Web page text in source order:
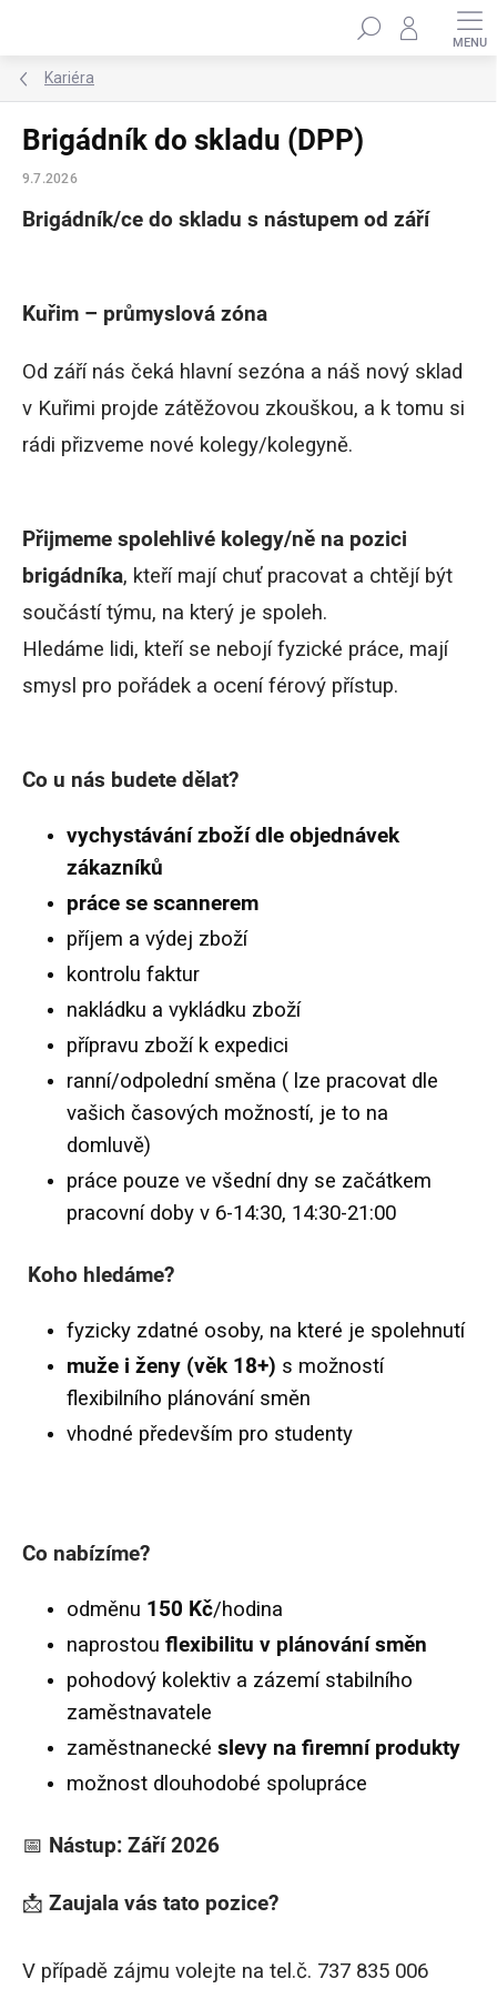
Hledat
Kariéra
Brigádník do skladu (DPP)
9.7.2026
Brigádník/ce do skladu s nástupem od září
Kuřim – průmyslová zóna
Od září nás čeká hlavní sezóna a náš nový sklad
v Kuřimi projde zátěžovou zkouškou, a k tomu si
rádi přizveme nové kolegy/kolegyně.
Přijmeme spolehlivé kolegy/ně na pozici
brigádníka, kteří mají chuť pracovat a chtějí být
součástí týmu, na který je spoleh.
Hledáme lidi, kteří se nebojí fyzické práce, mají
smysl pro pořádek a ocení férový přístup.
Co u nás budete dělat?
vychystávání zboží dle objednávek
zákazníků
práce se scannerem
příjem a výdej zboží
kontrolu faktur
nakládku a vykládku zboží
přípravu zboží k expedici
ranní/odpolední směna ( lze pracovat dle
vašich časových možností, je to na
domluvě)
práce pouze ve všední dny se začátkem
pracovní doby v 6-14:30, 14:30-21:00
Koho hledáme?
fyzicky zdatné osoby, na které je spolehnutí
muže i ženy (věk 18+) s možností
flexibilního plánování směn
vhodné především pro studenty
Co nabízíme?
odměnu 150 Kč/hodina
naprostou flexibilitu v plánování směn
pohodový kolektiv a zázemí stabilního
zaměstnavatele
zaměstnanecké slevy na firemní produkty
možnost dlouhodobé spolupráce
📅 Nástup: Září 2026
📩 Zaujala vás tato pozice?
V případě zájmu volejte na tel.č. 737 835 006